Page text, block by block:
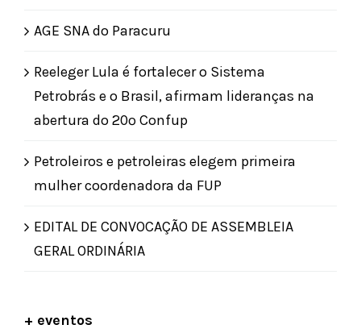
AGE SNA do Paracuru
Reeleger Lula é fortalecer o Sistema
Petrobrás e o Brasil, afirmam lideranças na
abertura do 20º Confup
Petroleiros e petroleiras elegem primeira
mulher coordenadora da FUP
EDITAL DE CONVOCAÇÃO DE ASSEMBLEIA
GERAL ORDINÁRIA
+ eventos